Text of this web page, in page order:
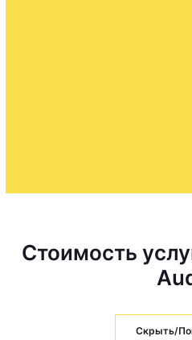
Стоимость
Скрыть/